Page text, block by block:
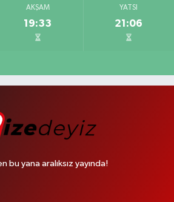
AKŞAM
19:33
YATSI
21:06
bu yana aralıksız yayında!